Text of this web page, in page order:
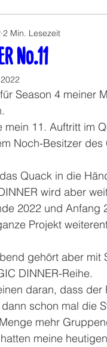
No.11
2 Min. Lesezeit
Season 4 meiner
mein 11. Auftritt im
Noch-Besitzer
Quack in die
wird aber
2022 und
Projekt
gehört aber mit
DINNER-Reihe.
daran, dass
schon mal die
mehr
meine